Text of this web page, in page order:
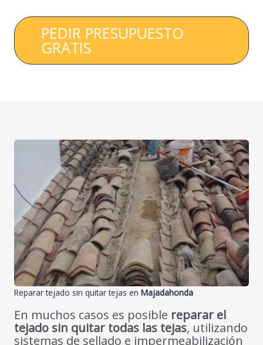
PEDIR PRESUPUESTO
GRATIS
Reparar tejado sin quitar tejas en Majadahonda
En muchos casos es posible reparar el
tejado sin quitar todas las tejas, utilizando
sistemas de sellado e impermeabilización